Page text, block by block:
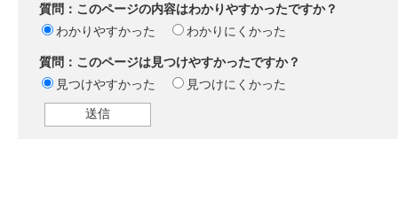
質問：このページの内容はわかりやすかったですか？
わかりやすかった
わかりにくかった
質問：このページは見つけやすかったですか？
見つけやすかった
見つけにくかった